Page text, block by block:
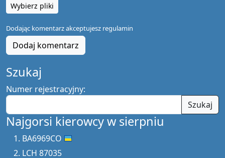
Wybierz pliki
Dodając komentarz akceptujesz regulamin
Dodaj komentarz
Szukaj
Numer rejestracyjny:
Szukaj
Najgorsi kierowcy w sierpniu
BA6969CO
LCH 87035